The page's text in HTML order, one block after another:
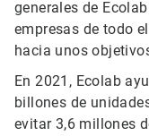
generales de
empresas de todo
hacia unos
En 2021, Ecolab
billones de
evitar 3,6 millones